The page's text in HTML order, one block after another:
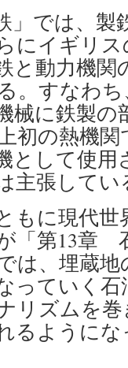
では、製
にイギリ
と動力機関
。すなわ
械に鉄製
初の熱機
として使用
主張してい
もに現代世
「第13章
は、埋蔵
っていく
リズムを
るように